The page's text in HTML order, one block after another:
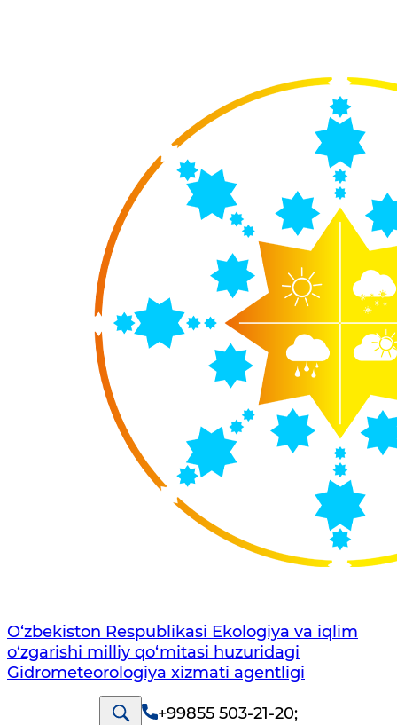
O‘zbekiston Respublikasi Ekologiya va iqlim
o‘zgarishi milliy qo‘mitasi huzuridagi
Gidrometeorologiya xizmati agentligi
+99855 503-21-20;